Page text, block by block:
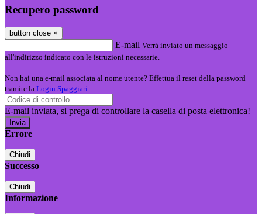
Recupero password
button close ×
E-mail Verrà inviato un messaggio
all'indirizzo indicato con le istruzioni necessarie.
Non hai una e-mail associata al nome utente? Effettua il reset della password
tramite la Login Spaggiari
E-mail inviata, si prega di controllare la casella di posta elettronica!
Errore
Chiudi
Successo
Chiudi
Informazione